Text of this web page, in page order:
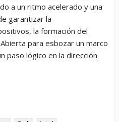
a un ritmo acelerado y una
garantizar la
la formación del
para esbozar un marco
paso lógico en la dirección